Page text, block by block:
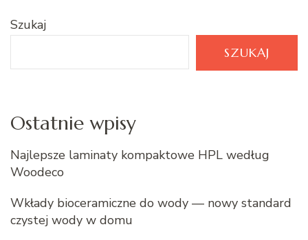
Szukaj
SZUKAJ
Ostatnie wpisy
Najlepsze laminaty kompaktowe HPL według
Woodeco
Wkłady bioceramiczne do wody — nowy standard
czystej wody w domu